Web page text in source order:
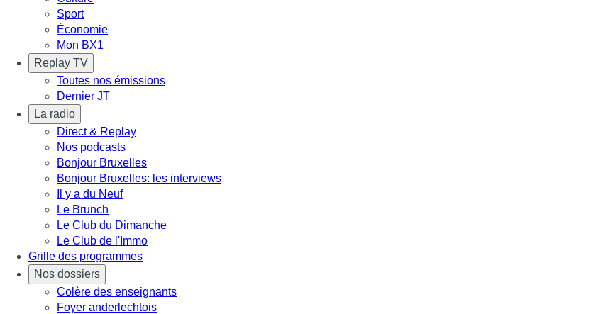
Sport
Économie
Mon BX1
Replay TV
Toutes nos émissions
Dernier JT
La radio
Direct & Replay
Nos podcasts
Bonjour Bruxelles
Bonjour Bruxelles: les interviews
Il y a du Neuf
Le Brunch
Le Club du Dimanche
Le Club de l'Immo
Grille des programmes
Nos dossiers
Colère des enseignants
Foyer anderlechtois